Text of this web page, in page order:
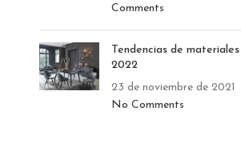
Comments
Tendencias de materiales
2022
23 de noviembre de 2021
No Comments